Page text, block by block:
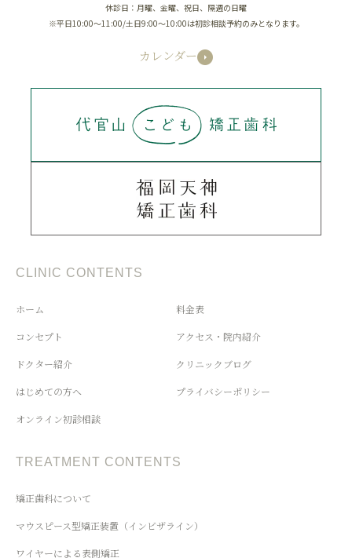
休診日：月曜、金曜、祝日、隔週の日曜
※平日10:00～11:00/土日9:00～10:00は初診相談予約のみとなります。
カレンダー
CLINIC CONTENTS
ホーム
コンセプト
ドクター紹介
はじめての方へ
オンライン初診相談
料金表
アクセス・院内紹介
クリニックブログ
プライバシーポリシー
TREATMENT CONTENTS
矯正歯科について
マウスピース型矯正装置（インビザライン）
ワイヤーによる表側矯正